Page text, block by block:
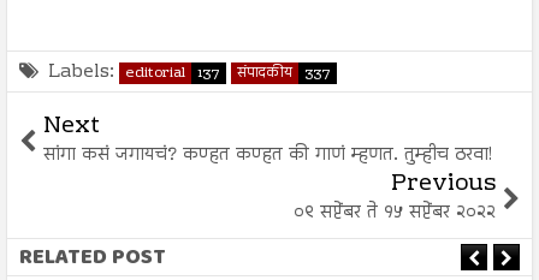
Labels: editorial 137 संपादकीय 337
Next
सांगा कसं जगायचं? कण्हत कण्हत की गाणं म्हणत. तुम्हीच ठरवा!
Previous
०९ सप्टेंबर ते १५ सप्टेंबर २०२२
RELATED POST